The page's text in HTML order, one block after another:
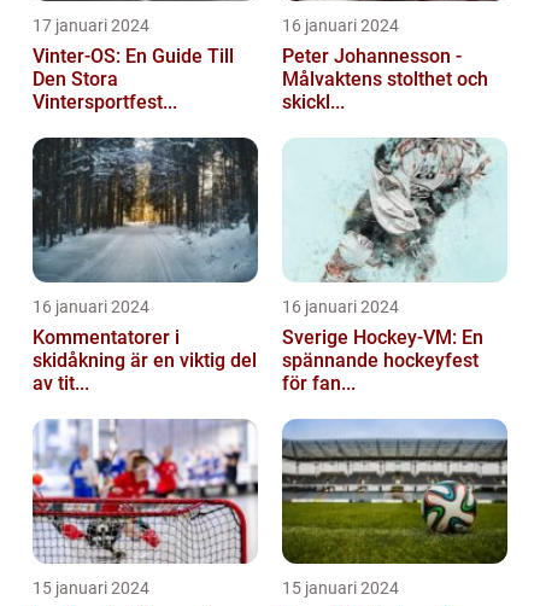
17 januari 2024
Vinter-OS: En Guide Till
Den Stora
Vintersportfest...
16 januari 2024
Peter Johannesson -
Målvaktens stolthet och
skickl...
16 januari 2024
Kommentatorer i
skidåkning är en viktig del
av tit...
16 januari 2024
Sverige Hockey-VM: En
spännande hockeyfest
för fan...
15 januari 2024 15 januari 2024